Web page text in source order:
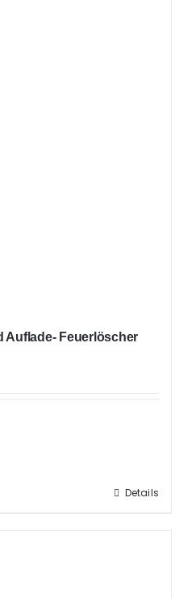
Auflade- Feuerlöscher
Details